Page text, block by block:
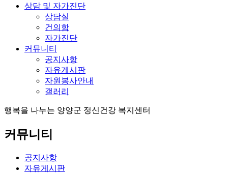
상담 및 자가진단
상담실
건의함
자가진단
커뮤니티
공지사항
자유게시판
자원봉사안내
갤러리
행복을 나누는 양양군 정신건강 복지센터
커뮤니티
공지사항
자유게시판